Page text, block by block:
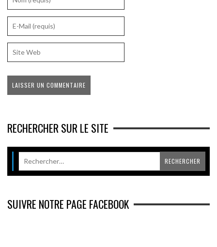
RECHERCHER SUR LE SITE
SUIVRE NOTRE PAGE FACEBOOK